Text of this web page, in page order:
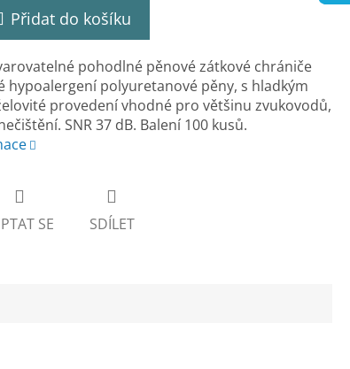
Přidat do košíku
pohodlné pěnové zátkové chrániče
hypoalergení polyuretanové pěny, s hladkým
provedení vhodné pro většinu zvukovodů,
SNR 37 dB. Balení 100 kusů.
SE SDÍLET